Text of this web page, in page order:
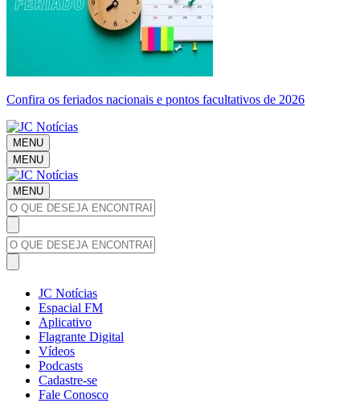
Confira os feriados nacionais e pontos facultativos de 2026
MENU
MENU
MENU
JC Notícias
Espacial FM
Aplicativo
Flagrante Digital
Vídeos
Podcasts
Cadastre-se
Fale Conosco